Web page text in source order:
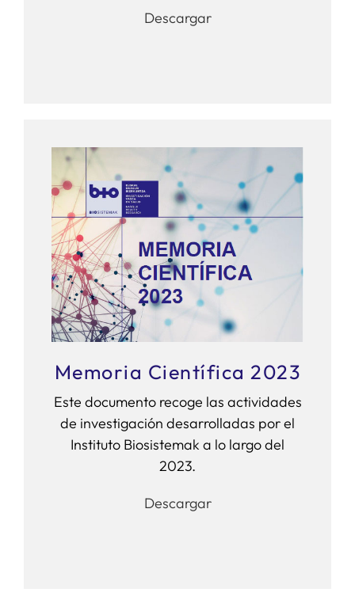
Descargar
Memoria Científica 2023
Este documento recoge las actividades
de investigación desarrolladas por el
Instituto Biosistemak a lo largo del
2023.
Descargar